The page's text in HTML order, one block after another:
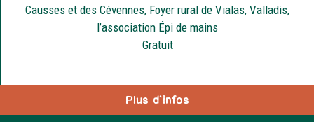
Plus d'infos
Causses et des Cévennes, Foyer rural de Vialas, Valladis,
l’association Épi de mains
Gratuit